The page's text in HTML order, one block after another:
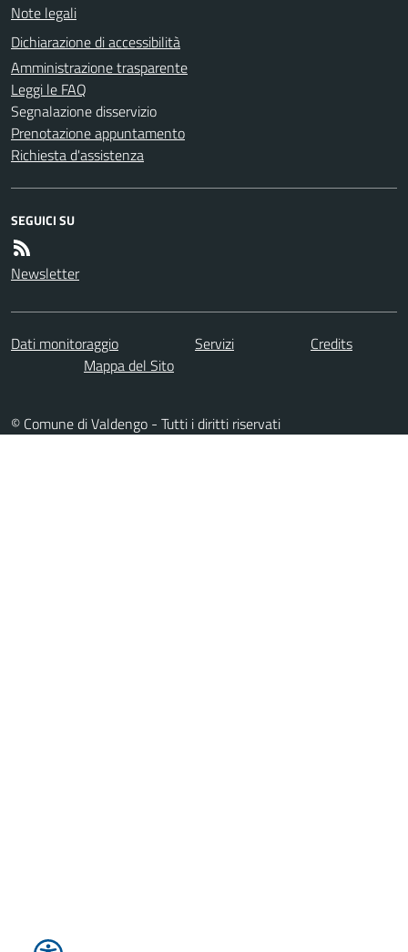
Note legali
Dichiarazione di accessibilità
Amministrazione trasparente
Leggi le FAQ
Segnalazione disservizio
Prenotazione appuntamento
Richiesta d'assistenza
SEGUICI SU
Newsletter
Dati monitoraggio Servizi
Credits
Mappa del Sito
© Comune di Valdengo - Tutti i diritti riservati